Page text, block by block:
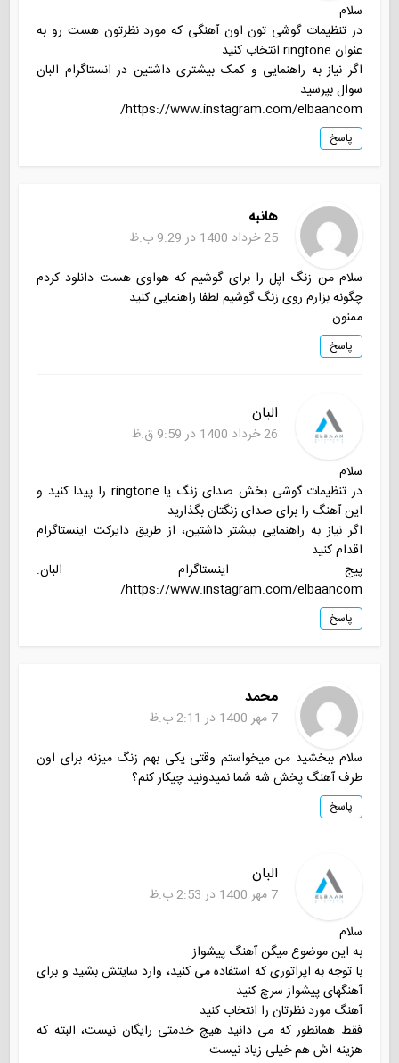
سلام
در تنظیمات گوشی تون اون آهنگی که مورد نظرتون هست رو به
عنوان ringtone انتخاب کنید
اگر نیاز به راهنمایی و کمک بیشتری داشتین در انستاگرام البان
سوال بپرسید
https://www.instagram.com/elbaancom/
پاسخ
هانبه
25 خرداد 1400 در 9:29 ب.ظ
سلام من زنگ اپل را برای گوشیم که هواوی هست دانلود کردم
چگونه بزارم روی زنگ گوشیم لطفا راهنمایی کنید
ممنون
پاسخ
البان
26 خرداد 1400 در 9:59 ق.ظ
سلام
در تنظیمات گوشی بخش صدای زنگ یا ringtone را پیدا کنید و
این آهنگ را برای صدای زنگتان بگذارید
اگر نیاز به راهنمایی بیشتر داشتین، از طریق دایرکت اینستاگرام
اقدام کنید
پیج اینستاگرام البان:
https://www.instagram.com/elbaancom/
پاسخ
محمد
7 مهر 1400 در 2:11 ب.ظ
سلام ببخشید من میخواستم وقتی یکی بهم زنگ میزنه برای اون
طرف آهنگ پخش شه شما نمیدونید چیکار کنم؟
پاسخ
البان
7 مهر 1400 در 2:53 ب.ظ
سلام
به این موضوع میگن آهنگ پیشواز
با توجه به اپراتوری که استفاده می کنید، وارد سایتش بشید و برای
آهنگهای پیشواز سرچ کنید
آهنگ مورد نظرتان را انتخاب کنید
فقط همانطور که می دانید هیچ خدمتی رایگان نیست، البته که
هزینه اش هم خیلی زیاد نیست